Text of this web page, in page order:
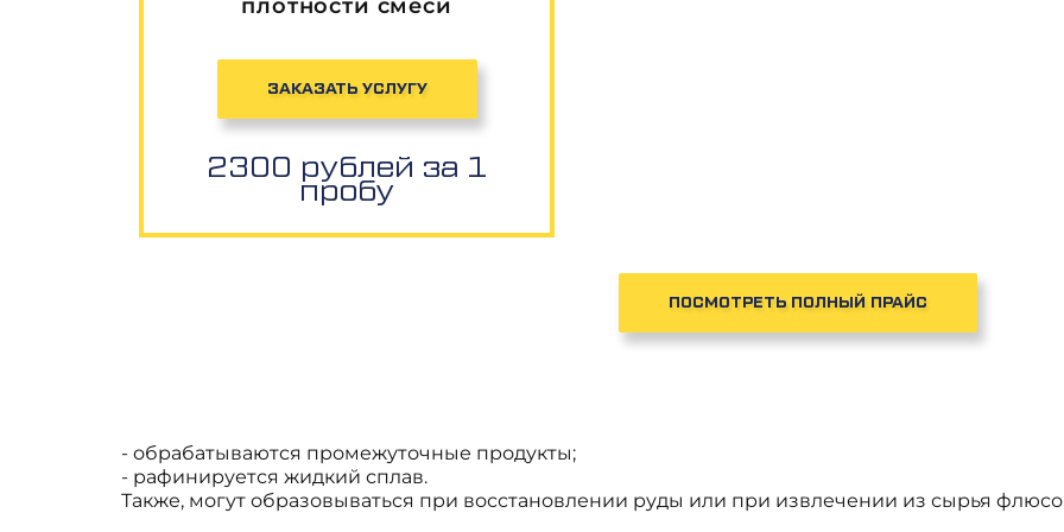
плотности смеси
ЗАКАЗАТЬ УСЛУГУ
2300 рублей за 1
пробу
ПОСМОТРЕТЬ ПОЛНЫЙ ПРАЙС
- обрабатываются промежуточные продукты;
- рафинируется жидкий сплав.
Также, могут образовываться при восстановлении руды или при извлечении из сырья